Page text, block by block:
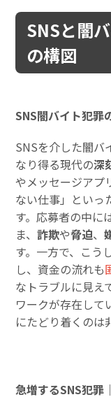
SNSと闇
の構図
SNS闇バイト犯罪
SNSを介した闇バ
なり得る現代の深
やメッセージアプ
ない仕事」といっ
す。応募者の中に
ま、詐欺や脅迫、
す。一方で、こう
し、資金の流れも
なトラブルに見え
ワークが存在して
にたどり着くのは
急増するSNS犯罪